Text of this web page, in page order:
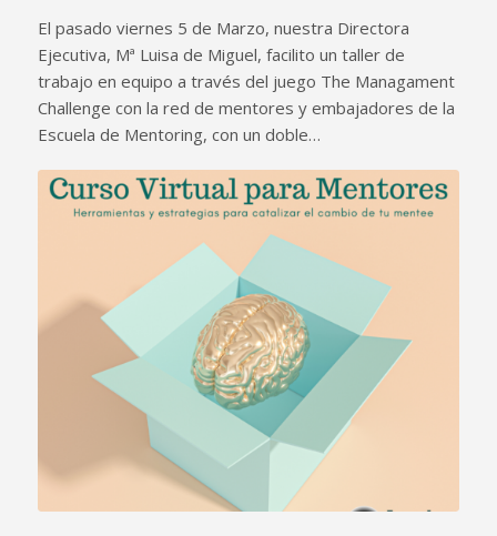
El pasado viernes 5 de Marzo, nuestra Directora
Ejecutiva, Mª Luisa de Miguel, facilito un taller de
trabajo en equipo a través del juego The Managament
Challenge con la red de mentores y embajadores de la
Escuela de Mentoring, con un doble…